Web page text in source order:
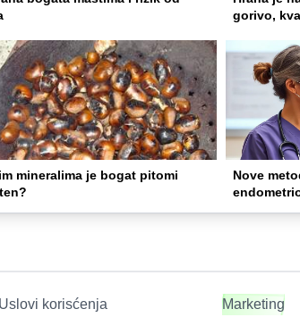
gorivo,
mineralima je bogat pitomi
Nove
Uslovi korisćenja Marketing